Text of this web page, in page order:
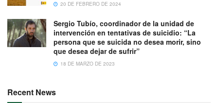
20 DE FEBRERO DE 2024
Sergio Tubío, coordinador de la unidad de
intervención en tentativas de suicidio: “La
persona que se suicida no desea morir, sino
que desea dejar de sufrir”
18 DE MARZO DE 2023
Recent News